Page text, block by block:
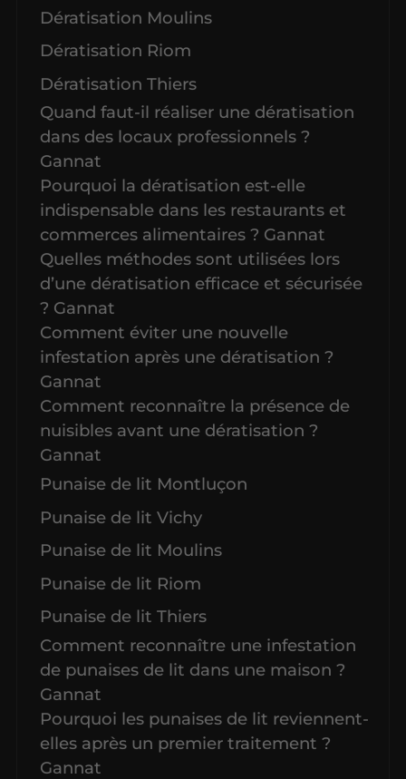
Dératisation Moulins
Dératisation Riom
Dératisation Thiers
Quand faut-il réaliser une dératisation
dans des locaux professionnels ?
Gannat
Pourquoi la dératisation est-elle
indispensable dans les restaurants et
commerces alimentaires ? Gannat
Quelles méthodes sont utilisées lors
d’une dératisation efficace et sécurisée
? Gannat
Comment éviter une nouvelle
infestation après une dératisation ?
Gannat
Comment reconnaître la présence de
nuisibles avant une dératisation ?
Gannat
Punaise de lit Montluçon
Punaise de lit Vichy
Punaise de lit Moulins
Punaise de lit Riom
Punaise de lit Thiers
Comment reconnaître une infestation
de punaises de lit dans une maison ?
Gannat
Pourquoi les punaises de lit reviennent-
elles après un premier traitement ?
Gannat